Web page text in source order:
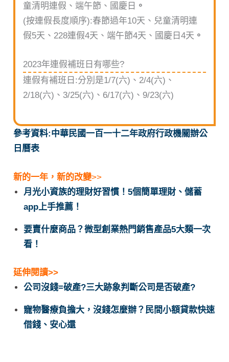
童清明連假、端午節、國慶日 。
(按連假長度順序):春節過年10天、兒童清明連
假5天、228連假4天、端午節4天、國慶日4天 。
2023年連假補班日有哪些?
連假有補班日:分別是1/7(六)、2/4(六)、
2/18(六)、3/25(六)、6/17(六)、9/23(六)
參考資料:中華民國一百一十二年政府行政機關辦公
日曆表
新的一年，新的改變>>
月光小資族的理財好習慣！5個簡單理財、儲蓄
app上手推薦！
要賣什麼商品？微型創業熱門銷售產品5大類一次
看！
延伸閱讀>>
公司沒錢=破產?三大跡象判斷公司是否破產?
寵物醫療負擔大，沒錢怎麼辦？民間小額貸款快速
借錢、安心還